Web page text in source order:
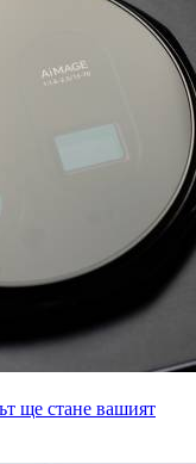
ще стане вашият